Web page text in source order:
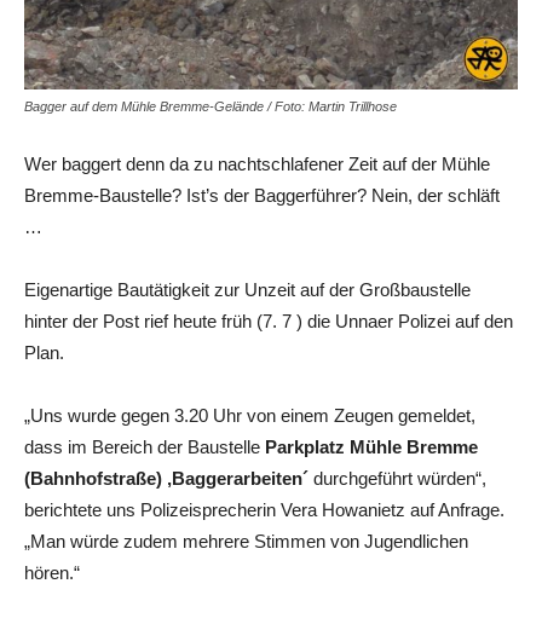
Bagger auf dem Mühle Bremme-Gelände / Foto: Martin Trillhose
Wer baggert denn da zu nachtschlafener Zeit auf der Mühle
Bremme-Baustelle? Ist’s der Baggerführer? Nein, der schläft
…
Eigenartige Bautätigkeit zur Unzeit auf der Großbaustelle
hinter der Post rief heute früh (7. 7 ) die Unnaer Polizei auf den
Plan.
„Uns wurde gegen 3.20 Uhr von einem Zeugen gemeldet,
dass im Bereich der Baustelle Parkplatz Mühle Bremme
(Bahnhofstraße) ,Baggerarbeiten´ durchgeführt würden“,
berichtete uns Polizeisprecherin Vera Howanietz auf Anfrage.
„Man würde zudem mehrere Stimmen von Jugendlichen
hören.“